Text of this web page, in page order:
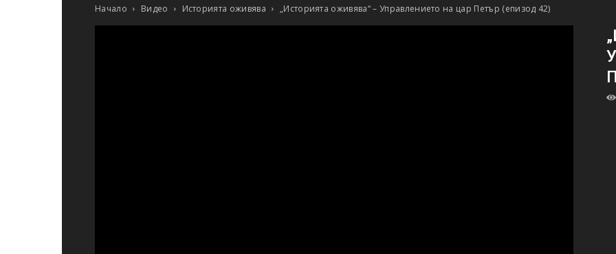
Начало Видео Историята оживява „Историята оживява“ – Управлението на цар Петър (епизод 42)